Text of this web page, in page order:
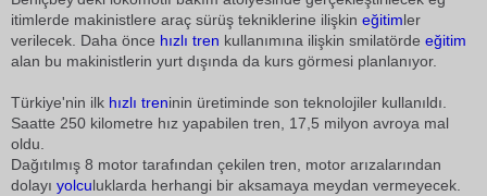
itimlerde makinistlere araç sürüş tekniklerine ilişkin eğitimler
verilecek. Daha önce hızlı tren kullanımına ilişkin smilatörde eğitim
alan bu makinistlerin yurt dışında da kurs görmesi planlanıyor.
Türkiye'nin ilk hızlı treninin üretiminde son teknolojiler kullanıldı.
Saatte 250 kilometre hız yapabilen tren, 17,5 milyon avroya mal
oldu.
Dağıtılmış 8 motor tarafından çekilen tren, motor arızalarından
dolayı yolculuklarda herhangi bir aksamaya meydan vermeyecek.